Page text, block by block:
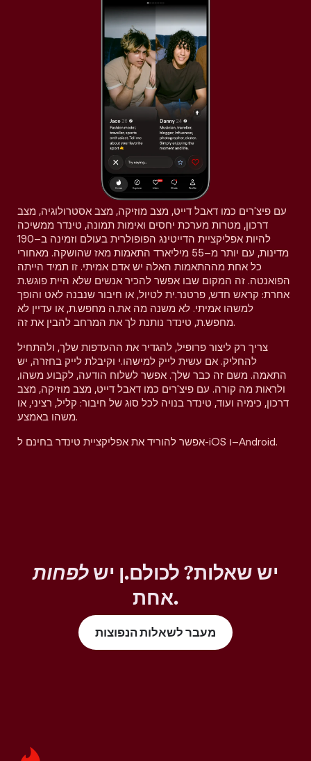
עם פיצ'רים כמו דאבל דייט, מצב מוזיקה, מצב אסטרולוגיה, מצב
דרכון, מטרות מערכת יחסים ואימות תמונה, טינדר ממשיכה
להיות אפליקציית הדייטינג הפופולרית בעולם וזמינה ב–190
מדינות, עם יותר מ–55 מיליארד התאמות מאז שהושקה. מאחורי
כל אחת מההתאמות האלה יש אדם אמיתי. זו תמיד הייתה
הפואנטה. זה המקום שבו אפשר להכיר אנשים שלא היית פוגש.ת
אחרת: קראש חדש, פרטנר.ית לטיול, או חיבור שנבנה לאט והופך
למשהו אמיתי. לא משנה מה את.ה מחפש.ת, או עדיין לא
מחפש.ת, טינדר נותנת לך את המרחב להבין את זה.
צריך רק ליצור פרופיל, להגדיר את ההעדפות שלך, ולהתחיל
להחליק. אם עשית לייק למישהו.י וקיבלת לייק בחזרה, יש
התאמה. משם זה כבר שלך. אפשר לשלוח הודעה, לקבוע משהו,
ולראות מה קורה. עם פיצ'רים כמו דאבל דייט, מצב מוזיקה, מצב
דרכון, כימיה ועוד, טינדר בנויה לכל סוג של חיבור: קליל, רציני, או
משהו באמצע.
אפשר להוריד את אפליקציית טינדר בחינם ל-iOS ו–Android.
יש שאלות? לכולם.ן ישלפחות
אחת.
מעבר לשאלות הנפוצות